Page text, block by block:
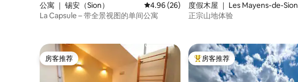
公寓 ｜ 锡安（Sion） 平均评分 4.96 分（满分 5 分），共 26 条评价
4.96 (26)
La Capsule – 带全景视图的单间公寓
度假木屋 ｜ Les Mayens-de-Sion
正宗山地体验
房客推荐
房客推荐 热门「房客推荐」
房客推荐